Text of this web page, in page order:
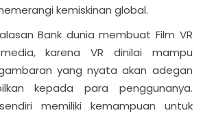
kemiskinan global.
Bank dunia membuat Film VR
karena VR dinilai mampu
yang nyata akan adegan
kepada para penggunanya.
memiliki kemampuan untuk